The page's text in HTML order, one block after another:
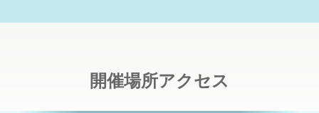
開催場所アクセス